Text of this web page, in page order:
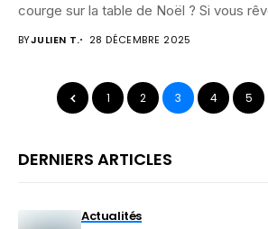
courge sur la table de Noël ? Si vous
BYJULIEN T. 28 DÉCEMBRE 2025
1 2 3 4 5
DERNIERS ARTICLES
Actualités